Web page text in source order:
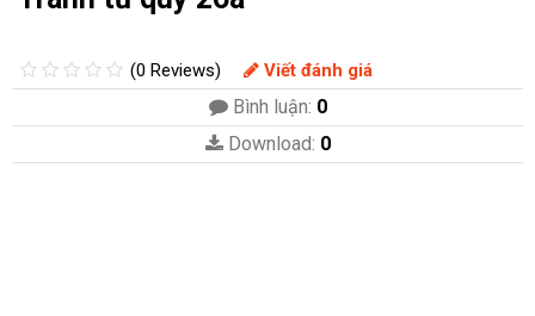
(0 Reviews) Viết đánh giá
Bình luận: 0
Download: 0